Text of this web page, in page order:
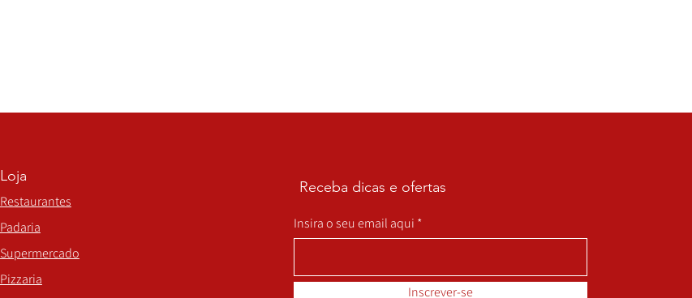
Loja
Restaurantes
Padaria
Supermercado
Pizzaria
Receba dicas e ofertas
Insira o seu email aqui
Inscrever-se